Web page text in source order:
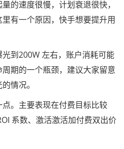
速度很慢，计划衰退很快，
有一个原因，快手想要提升用
到200W 左右，账户消耗可能
期的一个瓶颈，建议大家留意
情况。
。主要表现在付费目标比较
系数、激活激活加付费双出价